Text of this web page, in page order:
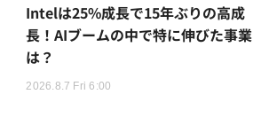
Intelは25%成長で15年ぶりの高成
長！AIブームの中で特に伸びた事業
は？
2026.8.7 Fri 6:00